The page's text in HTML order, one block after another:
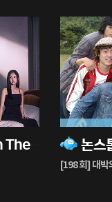
논
[198 회] 대박
78%
재
생